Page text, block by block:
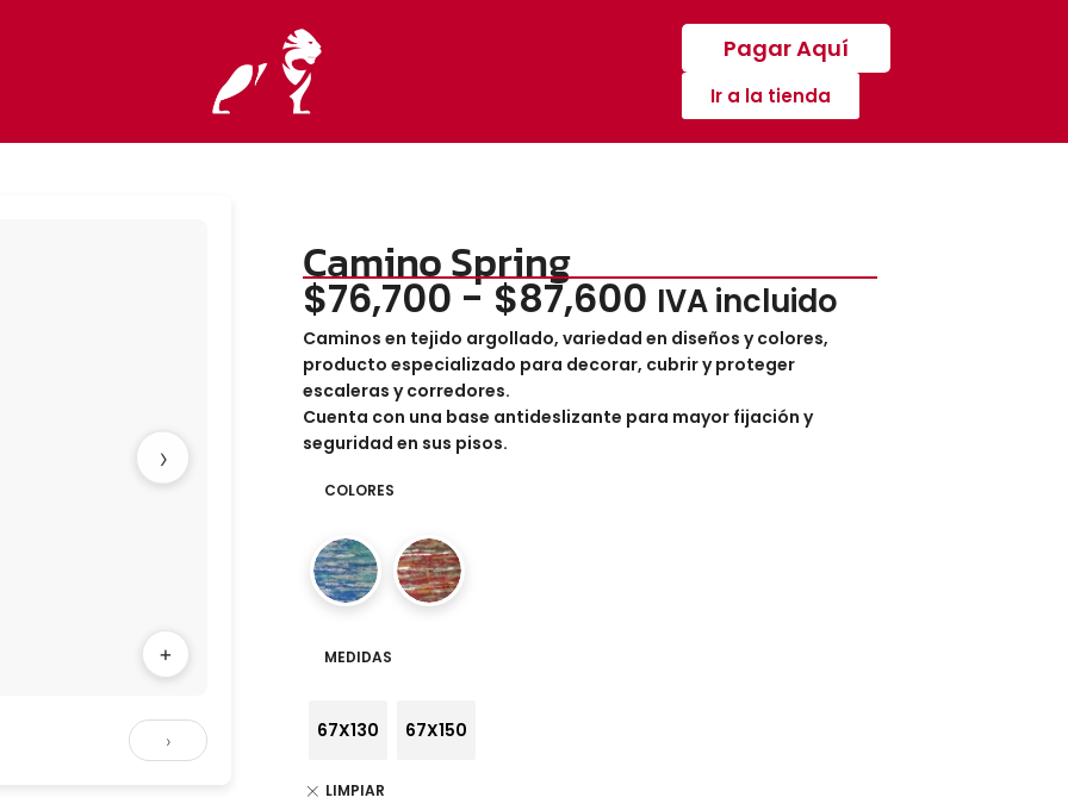
Pagar Aquí
Ir a la tienda
Camino Spring
$76,700 - $87,600 IVA incluido
Caminos en tejido argollado, variedad en diseños y colores,
producto especializado para decorar, cubrir y proteger
escaleras y corredores.
Cuenta con una base antideslizante para mayor fijación y
seguridad en sus pisos.
COLORES
MEDIDAS
67X130 67X150
LIMPIAR
+
›
›